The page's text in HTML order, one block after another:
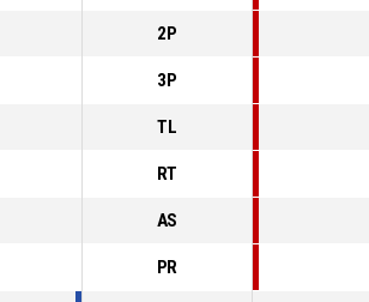
2P
3P
TL
RT
AS
PR